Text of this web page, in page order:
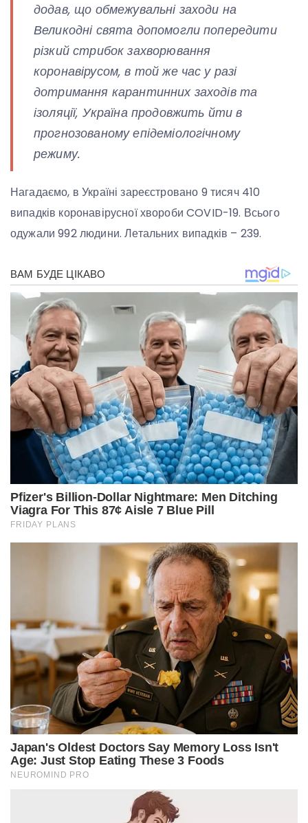
додав, що обмежувальні заходи на
Великодні свята допомогли попередити
різкий стрибок захворювання
коронавірусом, в той же час у разі
дотримання карантинних заходів та
ізоляції, Україна продовжить йти в
прогнозованому епідеміологічному
режиму.
Нагадаємо, в Україні зареєстровано 9 тисяч 410
випадків коронавірусної хвороби COVID-19. Всього
одужали 992 людини. Летальних випадків – 239.